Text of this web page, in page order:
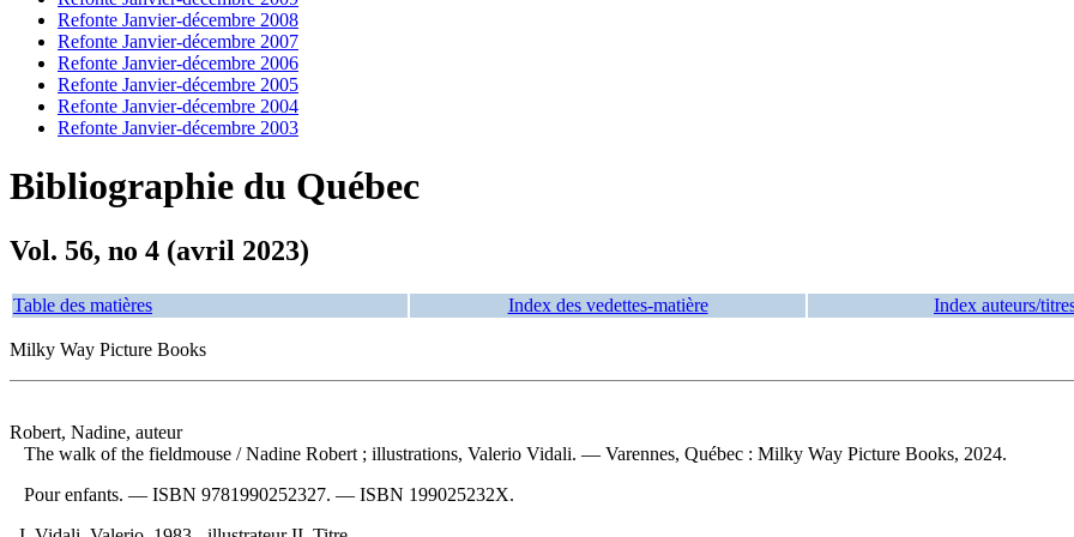
Refonte Janvier-décembre 2008
Refonte Janvier-décembre 2007
Refonte Janvier-décembre 2006
Refonte Janvier-décembre 2005
Refonte Janvier-décembre 2004
Refonte Janvier-décembre 2003
Bibliographie du Québec
Vol. 56, no 4 (avril 2023)
Table des matières Index des vedettes-matière Index auteurs/
Milky Way Picture Books
Robert, Nadine, auteur
The walk of the fieldmouse / Nadine Robert ; illustrations, Valerio Vidali. — Varennes, Québec : Milky Way Picture Books, 2024.
Pour enfants. — ISBN 9781990252327. — ISBN 199025232X.